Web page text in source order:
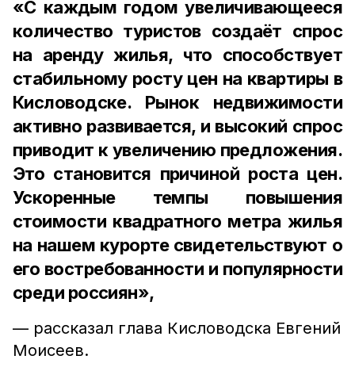
«С каждым годом увеличивающееся
количество туристов создаёт спрос
на аренду жилья, что способствует
стабильному росту цен на квартиры в
Кисловодске. Рынок недвижимости
активно развивается, и высокий спрос
приводит к увеличению предложения.
Это становится причиной роста цен.
Ускоренные темпы повышения
стоимости квадратного метра жилья
на нашем курорте свидетельствуют о
его востребованности и популярности
среди россиян»,
— рассказал глава Кисловодска Евгений
Моисеев.